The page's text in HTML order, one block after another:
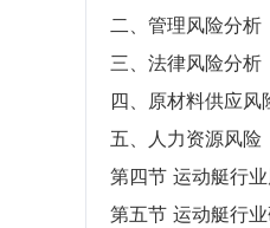
二、管理风险分析
三、法律风险分析
四、原材料供应风
五、人力资源风险
第四节 运动艇行
第五节 运动艇行